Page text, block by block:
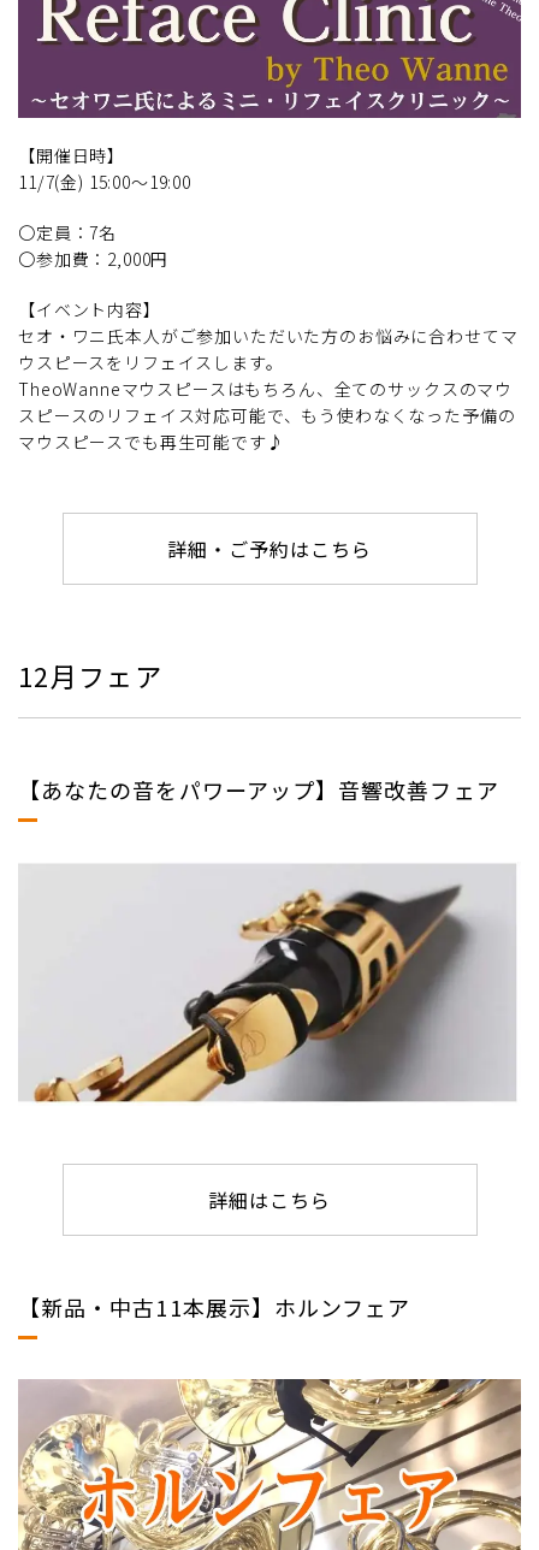
【開催日時】
11/7(金) 15:00～19:00
〇定員：7名
〇参加費：2,000円
【イベント内容】
セオ・ワニ氏本人がご参加いただいた方のお悩みに合わせてマ
ウスピースをリフェイスします。
TheoWanneマウスピースはもちろん、全てのサックスのマウ
スピースのリフェイス対応可能で、もう使わなくなった予備の
マウスピースでも再生可能です♪
詳細・ご予約はこちら
12月フェア
【あなたの音をパワーアップ】音響改善フェア
詳細はこちら
【新品・中古11本展示】ホルンフェア